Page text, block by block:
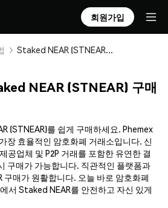
회원가입
Staked NEAR (STNEAR) 안전하게 구매 및 보관
NEAR (STNEAR) 구매
(STNEAR)를 쉽게 구매하세요. Phemex
장 효율적인 암호화폐 거래소입니다. 신
공업체 및 P2P 거래를 포함한 유연한 결
구매가 가능합니다. 직관적인 플랫폼과
구매가 원활합니다. 오늘 바로 암호화폐
서 Staked NEAR를 안전하고 자신 있게